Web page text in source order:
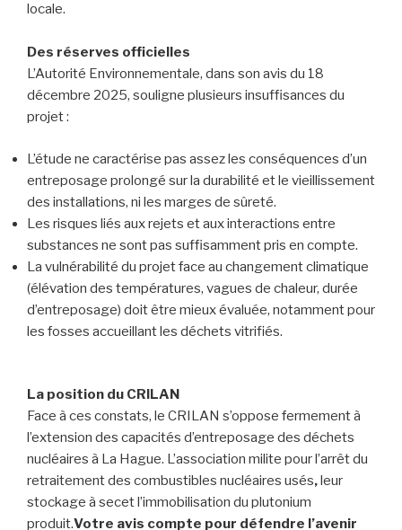
locale.
Des réserves officielles
L’Autorité Environnementale, dans son avis du 18
décembre 2025, souligne plusieurs insuffisances du
projet :
L’étude ne caractérise pas assez les conséquences d’un
entreposage prolongé sur la durabilité et le vieillissement
des installations, ni les marges de sûreté.
Les risques liés aux rejets et aux interactions entre
substances ne sont pas suffisamment pris en compte.
La vulnérabilité du projet face au changement climatique
(élévation des températures, vagues de chaleur, durée
d’entreposage) doit être mieux évaluée, notamment pour
les fosses accueillant les déchets vitrifiés.
La position du CRILAN
Face à ces constats, le CRILAN s’oppose fermement à
l’extension des capacités d’entreposage des déchets
nucléaires à La Hague. L’association milite pour l’arrêt du
retraitement des combustibles nucléaires usés,leur
stockage à secet l’immobilisation du plutonium
produit.Votre avis compte pour défendre l’avenir